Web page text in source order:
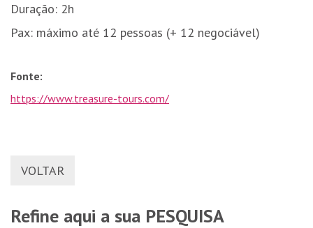
Duração: 2h
Pax: máximo até 12 pessoas (+ 12 negociável)
Fonte:
https://www.treasure-tours.com/
VOLTAR
Refine aqui a sua PESQUISA